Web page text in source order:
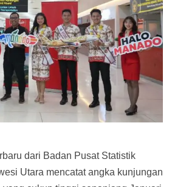
dari Badan Pusat Statistik
Utara mencatat angka kunjungan